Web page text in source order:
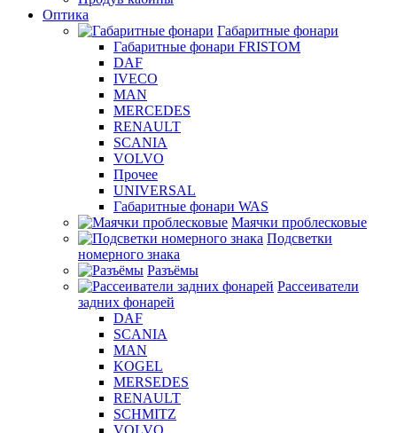
Оптика
Габаритные фонари
Габаритные фонари FRISTOM
DAF
IVECO
MAN
MERCEDES
RENAULT
SCANIA
VOLVO
Прочее
UNIVERSAL
Габаритные фонари WAS
Маячки проблесковые
Подсветки
номерного знака
Разъёмы
Рассеиватели
задних фонарей
DAF
SCANIA
MAN
KOGEL
MERSEDES
RENAULT
SCHMITZ
VOLVO